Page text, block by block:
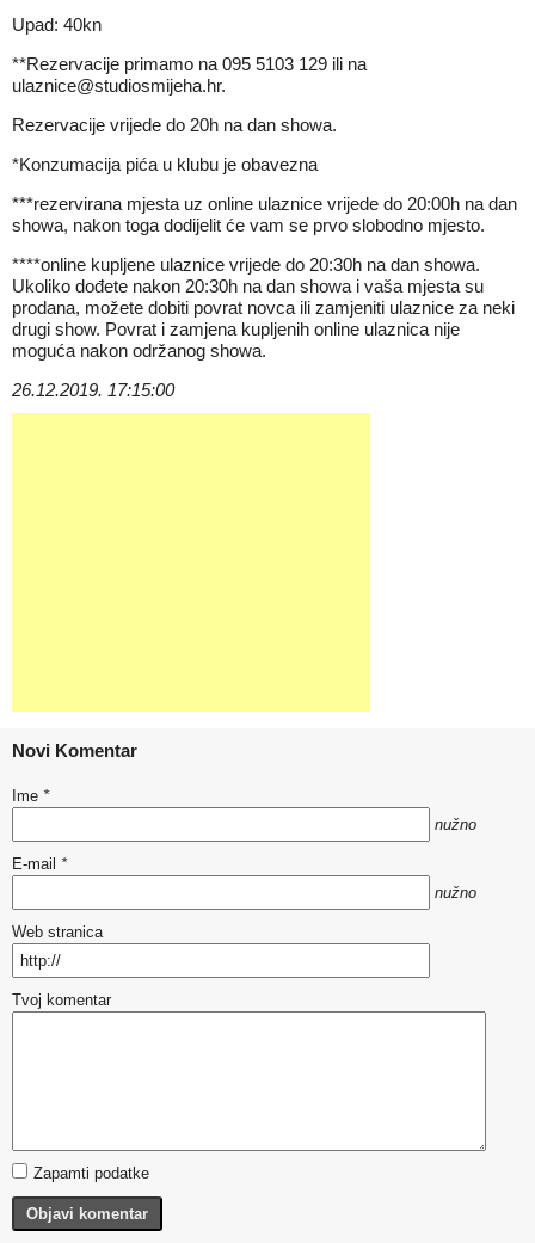
Upad: 40kn
**Rezervacije primamo na 095 5103 129 ili na
ulaznice@studiosmijeha.hr.
Rezervacije vrijede do 20h na dan showa.
*Konzumacija pića u klubu je obavezna
***rezervirana mjesta uz online ulaznice vrijede do 20:00h na dan
showa, nakon toga dodijelit će vam se prvo slobodno mjesto.
****online kupljene ulaznice vrijede do 20:30h na dan showa.
Ukoliko dođete nakon 20:30h na dan showa i vaša mjesta su
prodana, možete dobiti povrat novca ili zamjeniti ulaznice za neki
drugi show. Povrat i zamjena kupljenih online ulaznica nije
moguća nakon održanog showa.
26.12.2019. 17:15:00
Novi Komentar
Ime *
nužno
E-mail *
nužno
Web stranica
Tvoj komentar
Zapamti podatke
Objavi komentar